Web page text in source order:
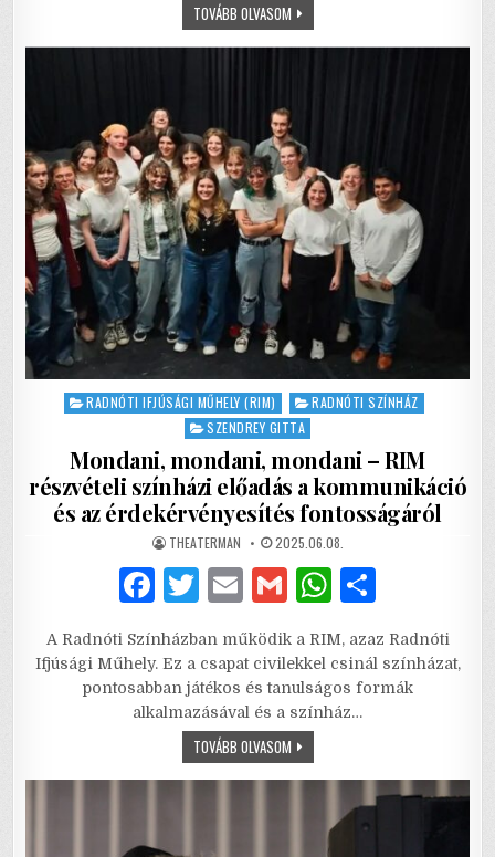
k
TOVÁBB OLVASOMGYEREKEK
–
KÖNNYEBB
EMBER
MÁR
ELEVE
NEM
KÍVÁNJA…
Posted
RADNÓTI IFJÚSÁGI MŰHELY (RIM)
RADNÓTI SZÍNHÁZ
SZENDREY GITTA
Mondani, mondani, mondani – RIM
részvételi színházi előadás a kommunikáció
és az érdekérvényesítés fontosságáról
AUTHOR:
THEATERMAN PUBLISHED
DATE:
2025.06.08.
F
c
e
b
T
it
te
r
E
ai
l
G
ai
l
W
at
s
A
p
ar
e
A Radnóti Színházban működik a RIM, azaz Radnóti
Ifjúsági Műhely. Ez a csapat civilekkel csinál színházat,
pontosabban játékos és tanulságos formák
alkalmazásával és a színház…
TOVÁBB OLVASOMMONDANI,
MONDANI,
MONDANI
RÉSZVÉTELI
SZÍNHÁZI
ELŐADÁS